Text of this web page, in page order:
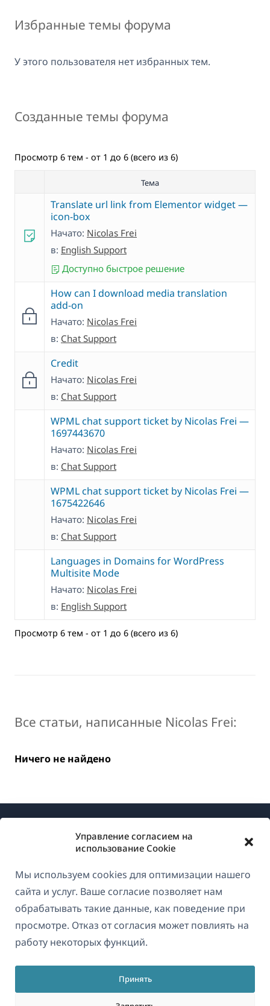
Управление согласием на
использование Cookie
Мы используем cookies для оптимизации нашего
сайта и услуг. Ваше согласие позволяет нам
обрабатывать такие данные, как поведение при
просмотре. Отказ от согласия может повлиять на
работу некоторых функций.
Принять
Избранные темы форума
У этого пользователя нет избранных тем.
Созданные темы форума
Просмотр 6 тем - от 1 до 6 (всего из 6)
Тема
Translate url link from Elementor widget —
icon-box
Начато: Nicolas Frei
в: English Support
Доступно быстрое решение
How can I download media translation
add-on
Начато: Nicolas Frei
в: Chat Support
Credit
Начато: Nicolas Frei
в: Chat Support
WPML chat support ticket by Nicolas Frei —
1697443670
Начато: Nicolas Frei
в: Chat Support
WPML chat support ticket by Nicolas Frei —
1675422646
Начато: Nicolas Frei
в: Chat Support
Languages in Domains for WordPress
Multisite Mode
Начато: Nicolas Frei
в: English Support
Просмотр 6 тем - от 1 до 6 (всего из 6)
Все статьи, написанные Nicolas Frei:
Ничего не найдено
Русский
О WPML
GDPR и политика конфиденциальности
Присоединяйтесь к нашей команде
(открывается
в
новом
окне)
в
новом
окне)
в
окне)